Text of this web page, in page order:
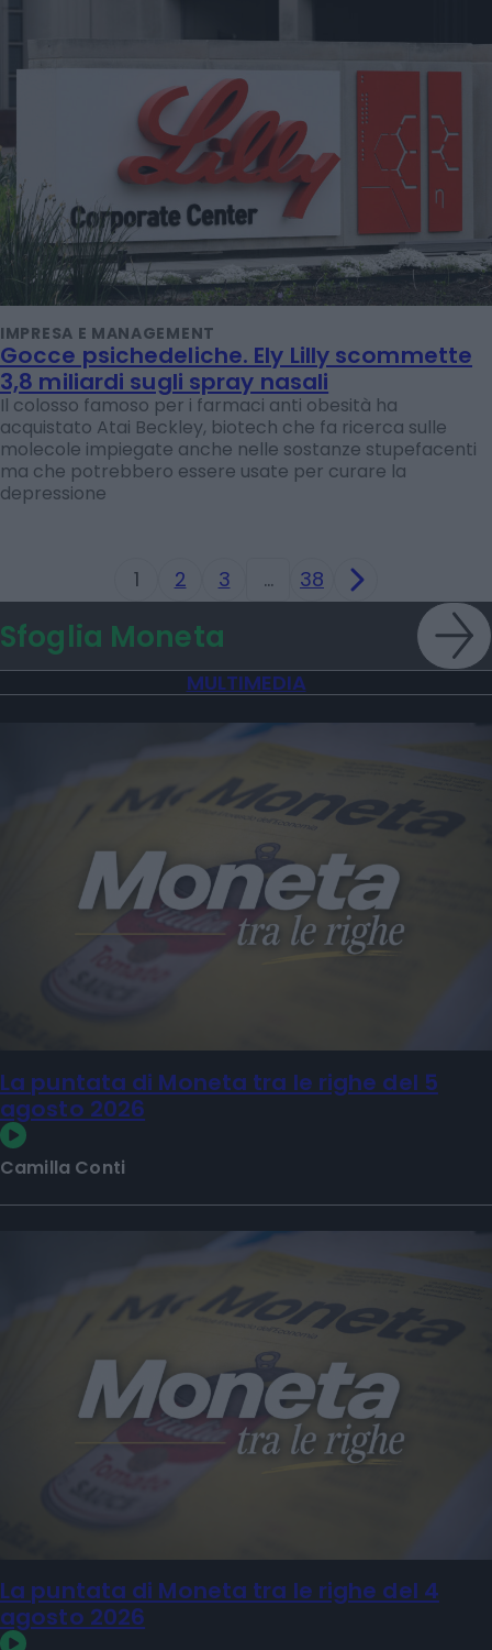
IMPRESA E MANAGEMENT
Gocce psichedeliche. Ely Lilly scommette
3,8 miliardi sugli spray nasali
Il colosso famoso per i farmaci anti obesità ha
acquistato Atai Beckley, biotech che fa ricerca sulle
molecole impiegate anche nelle sostanze stupefacenti
ma che potrebbero essere usate per curare la
depressione
1 2 3 … 38
Sfoglia Moneta
MULTIMEDIA
La puntata di Moneta tra le righe del 5
agosto 2026
Camilla Conti
La puntata di Moneta tra le righe del 4
agosto 2026